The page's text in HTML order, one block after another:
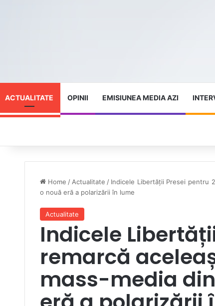
ACTUALITATE OPINII EMISIUNEA MEDIA AZI
Home / Actualitate / Indicele Libertății Presei pentru
o nouă eră a polarizării în lume
Actualitate
Indicele
remarcă
mass-media